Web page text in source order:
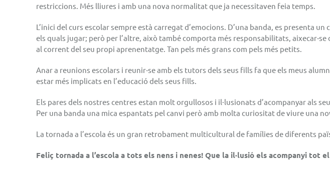
restriccions. Més lliures i amb una nova normalitat que ja necessitaven feia temps.
L’inici del curs escolar sempre està carregat d’emocions. D’una banda, es presenta
els quals jugar; però per l’altre, això també comporta més responsabilitats, aixecar-se
al corrent del seu propi aprenentatge. Tan pels més grans com pels més petits.
Anar a reunions escolars i reunir-se amb els tutors dels seus fills fa que els meus
estar més implicats en l’educació dels seus fills.
Els pares dels nostres centres estan molt orgullosos i il·lusionats d’acompanyar als
Per una banda una mica espantats pel canvi però amb molta curiositat de viure una
La tornada a l’escola és un gran retrobament multicultural de famílies de diferents
Feliç tornada a l’escola a tots els nens i nenes! Que la il·lusió els acompanyi tot